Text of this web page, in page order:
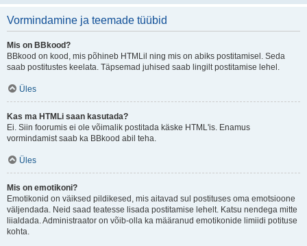
Vormindamine ja teemade tüübid
Mis on BBkood?
BBkood on kood, mis põhineb HTMLil ning mis on abiks postitamisel. Seda
saab postitustes keelata. Täpsemad juhised saab lingilt postitamise lehel.
Üles
Kas ma HTMLi saan kasutada?
Ei. Siin foorumis ei ole võimalik postitada käske HTML'is. Enamus
vormindamist saab ka BBkood abil teha.
Üles
Mis on emotikoni?
Emotikonid on väiksed pildikesed, mis aitavad sul postituses oma emotsioone
väljendada. Neid saad teatesse lisada postitamise lehelt. Katsu nendega mitte
liialdada. Administraator on võib-olla ka määranud emotikonide limiidi potituse
kohta.